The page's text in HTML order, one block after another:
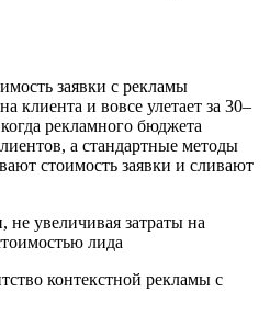
заявки с рекламы
клиента и вовсе улетает за 30–
рекламного бюджета
а стандартные методы
стоимость заявки и сливают
контекстной рекламы с